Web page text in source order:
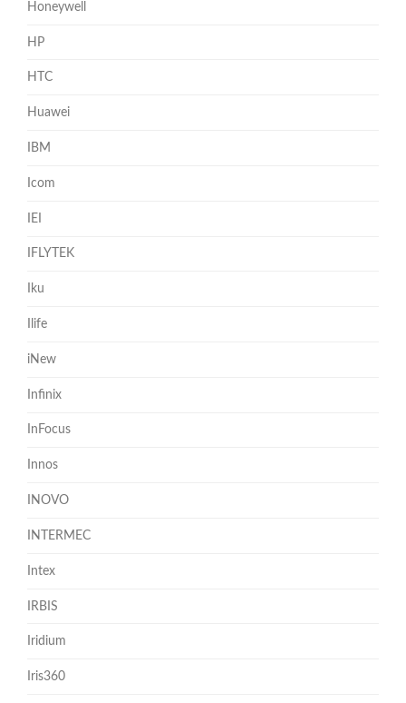
Honeywell
HP
HTC
Huawei
IBM
Icom
IEI
IFLYTEK
Iku
Ilife
iNew
Infinix
InFocus
Innos
INOVO
INTERMEC
Intex
IRBIS
Iridium
Iris360